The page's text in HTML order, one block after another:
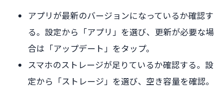
アプリが最新のバージョンになっているか確認す
る。設定から「アプリ」を選び、更新が必要な場
合は「アップデート」をタップ。
スマホのストレージが足りているか確認する。設
定から「ストレージ」を選び、空き容量を確認。